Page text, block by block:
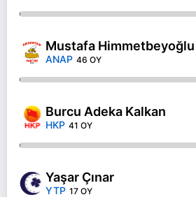
Mustafa Himmetbeyoğlu
ANAP 46 OY
Burcu Adeka Kalkan
HKP 41 OY
Yaşar Çınar
YTP 17 OY